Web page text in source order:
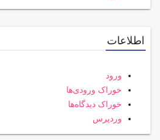
اطلاعات
ورود
خوراک ورودی‌ها
خوراک دیدگاه‌ها
وردپرس